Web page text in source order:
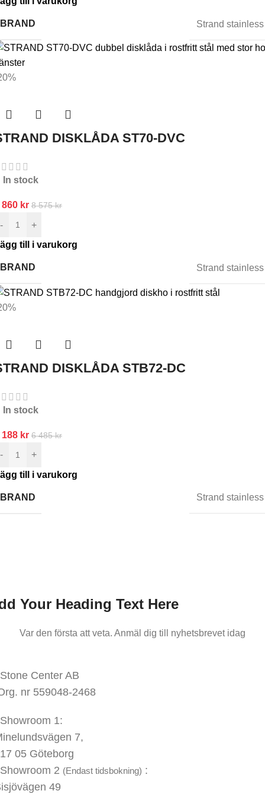
BRAND Strand stainless
DISKLÅDA ST70-DVC
In stock
860 kr 8 575kr
-
+
till i varukorg
BRAND Strand stainless
DISKLÅDA STB72-DC
In stock
188 kr 6 485kr
-
+
till i varukorg
BRAND Strand stainless
Your Heading Text Here
Var den första att veta. Anmäl dig till nyhetsbrevet idag
Stone Center AB
nr 559048-2468
Showroom 1:
7,
05 Göteborg
Showroom 2 (Endast tidsbokning) :
49